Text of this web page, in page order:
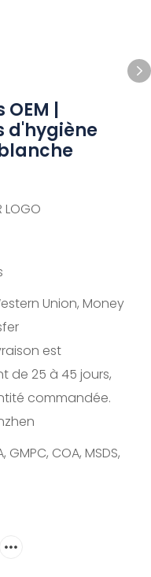
|
d'hygiène
LOGO
Union, Money
est
de 25 à 45 jours,
commandée.
GMPC, COA, MSDS,